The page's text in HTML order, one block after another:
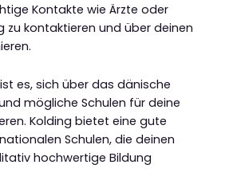
Kontakte wie Ärzte oder
zu kontaktieren und über deinen
es, sich über das dänische
mögliche Schulen für deine
Kolding bietet eine gute
Schulen, die deinen
hochwertige Bildung